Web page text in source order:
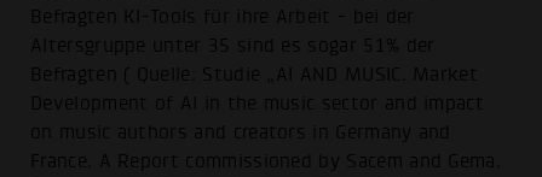
Befragten KI-Tools für ihre Arbeit - bei der
Altersgruppe unter 35 sind es sogar 51% der
Befragten ( Quelle: Studie „AI AND MUSIC. Market
Development of AI in the music sector and impact
on music authors and creators in Germany and
France. A Report commissioned by Sacem and Gema.